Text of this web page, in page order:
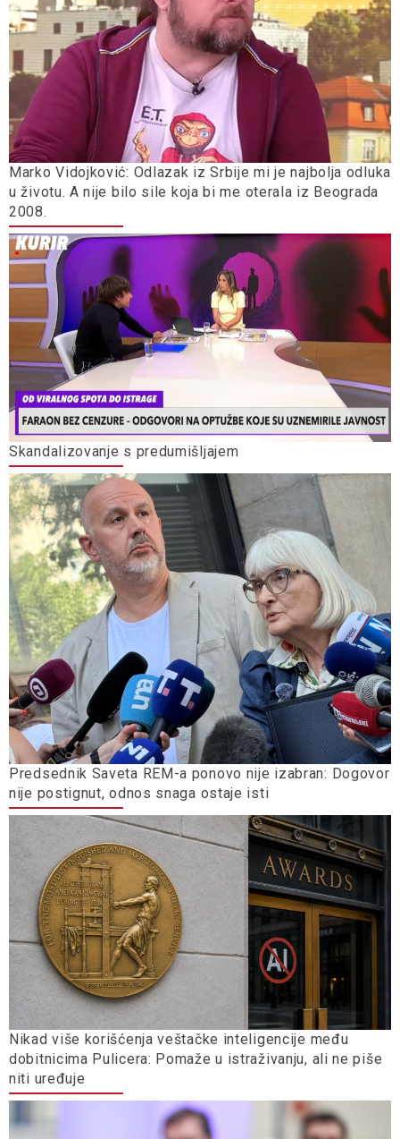
Marko Vidojković: Odlazak iz Srbije mi je najbolja odluka
u životu. A nije bilo sile koja bi me oterala iz Beograda
2008.
Skandalizovanje s predumišljajem
Predsednik Saveta REM-a ponovo nije izabran: Dogovor
nije postignut, odnos snaga ostaje isti
Nikad više korišćenja veštačke inteligencije među
dobitnicima Pulicera: Pomaže u istraživanju, ali ne piše
niti uređuje